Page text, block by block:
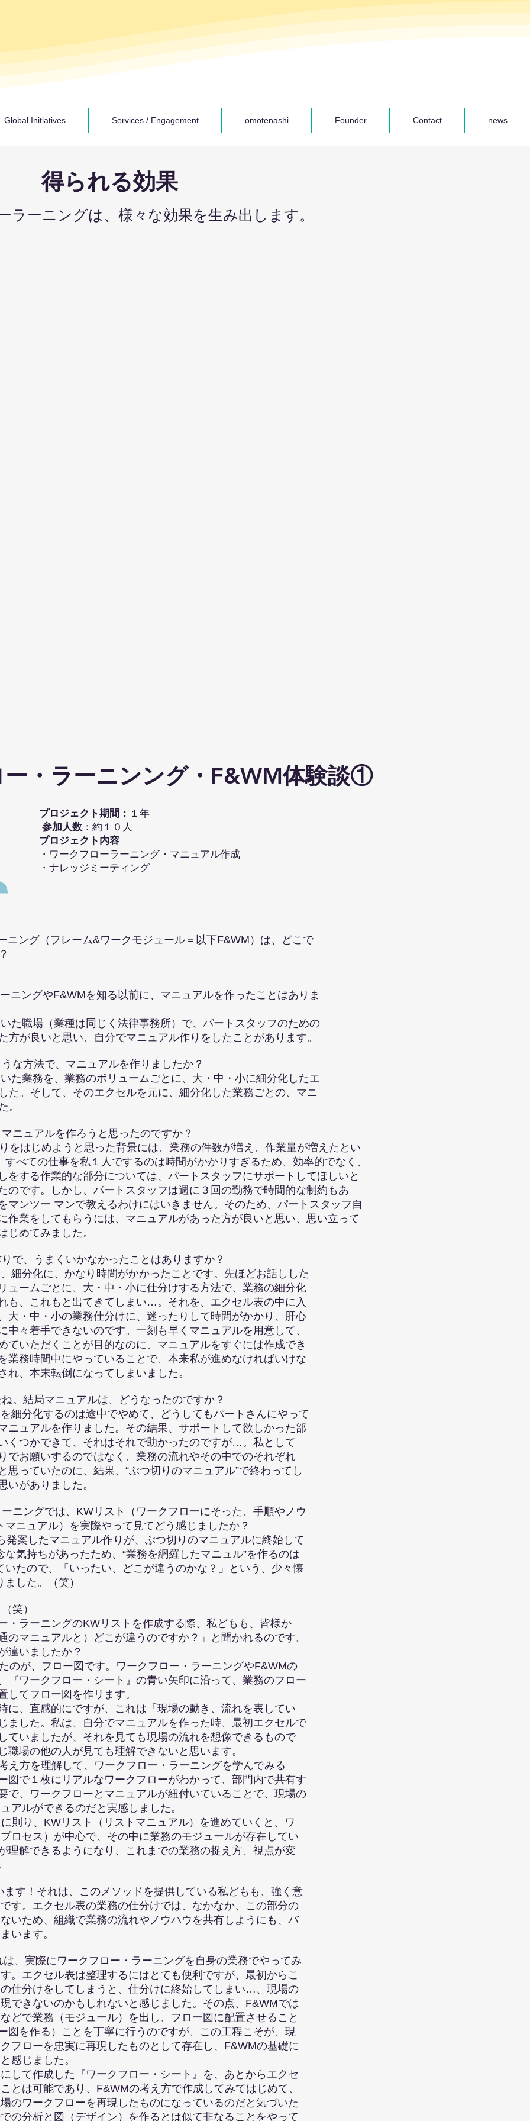
Global Initiatives Services / Engagement omotenashi Founder Contact news
​得られる効果
ラーニングは、様々な効果を生み出します。
ー・ラーニンング・F&WM体験談①
プロジェクト期間： １年
​ 参加人数 ：約１０人
プロジェクト内容
・ワークフローラーニング・マニュアル作成
・ナレッジミーティング
ニング（フレーム&ワークモジュール＝以下F&WM）は、どこで
ニングやF&WMを知る以前に、マニュアルを作ったことはありま
た職場（業種は同じく法律事務所）で、パートスタッフのための
が良いと思い、自分でマニュアル作りをしたことがあります。
な方法で、マニュアルを作りましたか？
た業務を、業務のボリュームごとに、大・中・小に細分化したエ
。そして、そのエクセルを元に、細分化した業務ごとの、マニ
ニュアルを作ろうと思ったのですか？
をはじめようと思った背景には、業務の件数が増え、作業量が増えたとい
べての仕事を私１人でするのは時間がかかりすぎるため、効率的でなく、
をする作業的な部分については、パートスタッフにサポートしてほしいと
のです。しかし、 パートスタッフは週に３回の勤務で時間的な制約もあ
マンツー マンで教えるわけにはいきません。そのため、パートスタッフ自
作業をしてもらうには、マニュアルがあった方が良いと思い、思い立って
じめてみました。
で、うまくいかなかったことはありますか？
細分化に、かなり時間がかかったことです。先ほどお話しした
ームごとに、大・中・小に仕分けする方法で、業務の細分化
、これもと出てきてしまい…。それを、エクセル表の中に入
・中・小の業務仕分けに、迷ったりして時間がかかり、肝心
々着手できないのです。一刻も早くマニュアルを用意して、
いただくことが目的なのに、マニュアルをすぐには作成でき
務時間中にやっていることで、本来私が進めなければいけな
、本末転倒になってしまいました。
。結局マニュアルは、どうなったのですか？
細分化するのは途中でやめて、どうしてもパートさんにやって
ュアルを作りました。その結果、サポートして欲しかった部
つかできて、それはそれで助かったのですが…。私として
お願いするのではなく、業務の流れやその中でのそれぞれ
っていたのに、結果、“ぶつ切りのマニュアル”で終わってし
がありました。
ニングでは、KWリスト（ワークフローにそった、手順やノウ
ニュアル）を実際やって見てどう感じましたか？
発案したマニュアル作りが、ぶつ切りのマニュアルに終始して
気持ちがあったため、“業務を網羅したマニュル”を作るのは
たので、「いったい、どこが違うのかな？」という、少々懐
した。（笑）
（笑）
ラーニングのKWリストを作成する際、私どもも、皆様か
マニュアルと）どこが違うのですか？」と聞かれるのです。
いましたか？
のが、フロー図です。ワークフロー・ラーニングやF&WMの
ワークフロー・シート』の青い矢印に沿って、業務のフロー
てフロー図を作リます。
、直感的にですが、これは「現場の動き、流れを表してい
した。私は、自分でマニュアルを作った時、最初エクセルで
いましたが、それを見ても現場の流れを想像できるもので
場の他の人が見ても理解できないと思います。
方を理解して、ワークフロー・ラーニングを学んでみる
で１枚にリアルなワークフローがわかって、部門内で共有す
、ワークフローとマニュアルが紐付いていることで、現場の
ルができるのだと実感しました。
り、KWリスト（リストマニュアル）を進めていくと、ワ
セス）が中心で、その中に業務のモジュールが存在してい
解できるようになり、これまでの業務の捉え方、視点が変
ます！それは、このメソッドを提供している私どもも、強く意
。エクセル表の業務の仕分けでは、なかなか、この部分の
ため、組織で業務の流れやノウハウを共有しようにも、バ
ます。
、実際にワークフロー・ラーニングを自身の業務でやってみ
エクセル表は整理するにはとても便利ですが、最初からこ
分けをしてしまうと、仕分けに終始してしまい…、現場の
きないのかもしれないと感じました。その点、F&WMでは
で業務（モジュール）を出し、フロー図に配置させること
を作る）ことを丁寧に行うのですが、この工程こそが、現
ローを忠実に再現したものとして存在し、F&WMの基礎に
じました。
て作成した『ワークフロー・シート』を、あとからエクセ
は可能であり、F&WMの考え方で作成してみてはじめて、
ワークフローを再現したものになっているのだと気づいた
分析と図（デザイン）を作るとは似て非なることをやって